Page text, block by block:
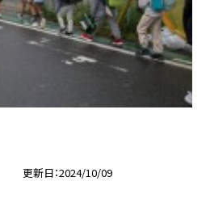
更新日 2024/10/09